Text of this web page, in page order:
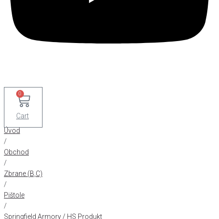
0
Cart
Úvod
/
Obchod
/
Zbrane (B,C)
/
Pištole
/
Springfield Armory / HS Produkt